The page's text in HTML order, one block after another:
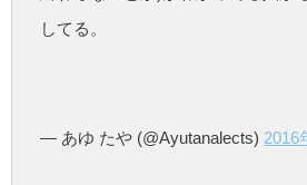
してる。
— あゆ たや (@Ayutanalects) 2016